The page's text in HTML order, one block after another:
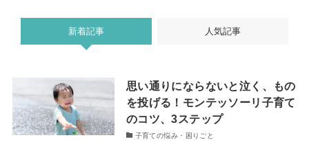
新着記事 人気記事
思い通りにならないと泣く、もの
を投げる！モンテッソーリ子育て
のコツ、3ステップ
子育ての悩み・困りごと